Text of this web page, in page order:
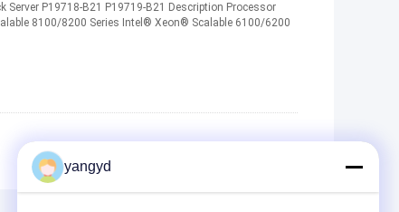
Server P19718-B21 P19719-B21 Description Processor
8100/8200 Series Intel® Xeon® Scalable 6100/6200
4 >>
yangyd